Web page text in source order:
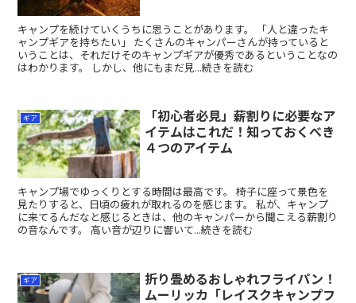
キャンプを続けていくうちに思うことがあります。 「人と違ったキ
ャンプギアを持ちたい」 たくさんのキャンパーさんが持っていると
いうことは、それだけそのキャンプギアが優秀であるということなの
はわかります。 しかし、他にもまだ見...続きを読む
ギア
「初心者必見」薪割りに必要なア
イテムはこれだ！知っておくべき
４つのアイテム
キャンプ場でゆっくりとする時間は最高です。 椅子に座って景色を
見たりすると、日頃の疲れが取れるのを感じます。 私が、キャンプ
に来てるんだなと感じるときは、他のキャンパーから聞こえる薪割り
の音なんです。 高い音が辺りに響いて...続きを読む
ギア
折り畳めるおしゃれフライパン！
ムーリッカ「レイスクキャンプフ